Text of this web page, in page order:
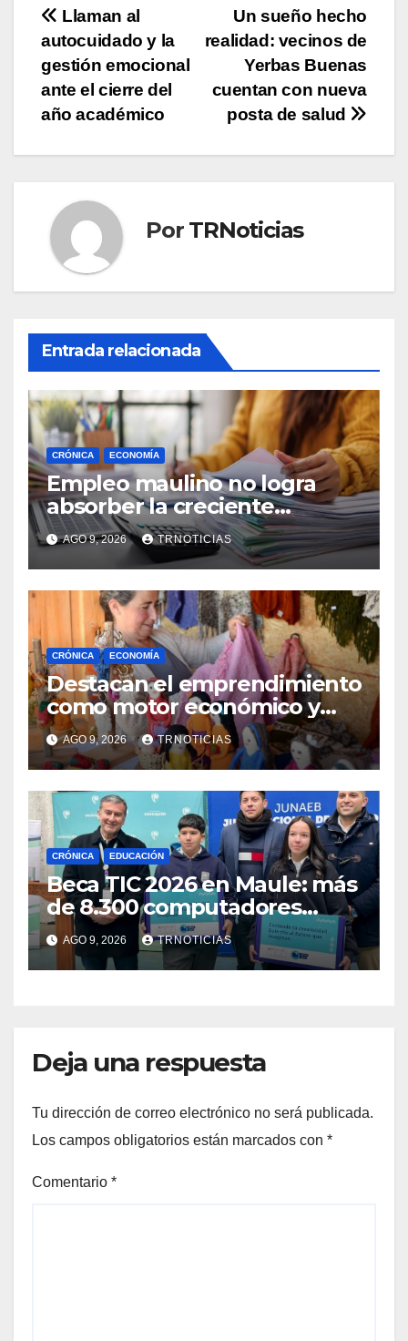
Navegación
de
entradas
Un sueño hecho
realidad: vecinos de
Yerbas Buenas
cuentan con nueva
posta de salud
Llaman al
autocuidado y la
gestión emocional
ante el cierre del
año académico
Por TRNoticias
Entrada relacionada
CRÓNICA ECONOMÍA
Empleo maulino no logra
absorber la creciente
demanda por trabajo
AGO 9, 2026 TRNOTICIAS
CRÓNICA ECONOMÍA
Destacan el emprendimiento
como motor económico y
anuncia fortalecer apoyos
para empleo autónomo
AGO 9, 2026 TRNOTICIAS
CRÓNICA EDUCACIÓN
Beca TIC 2026 en Maule: más
de 8.300 computadores
están siendo entregados en
la región
AGO 9, 2026 TRNOTICIAS
Deja una respuesta
Tu dirección de correo electrónico no será publicada.
Los campos obligatorios están marcados con *
Comentario *